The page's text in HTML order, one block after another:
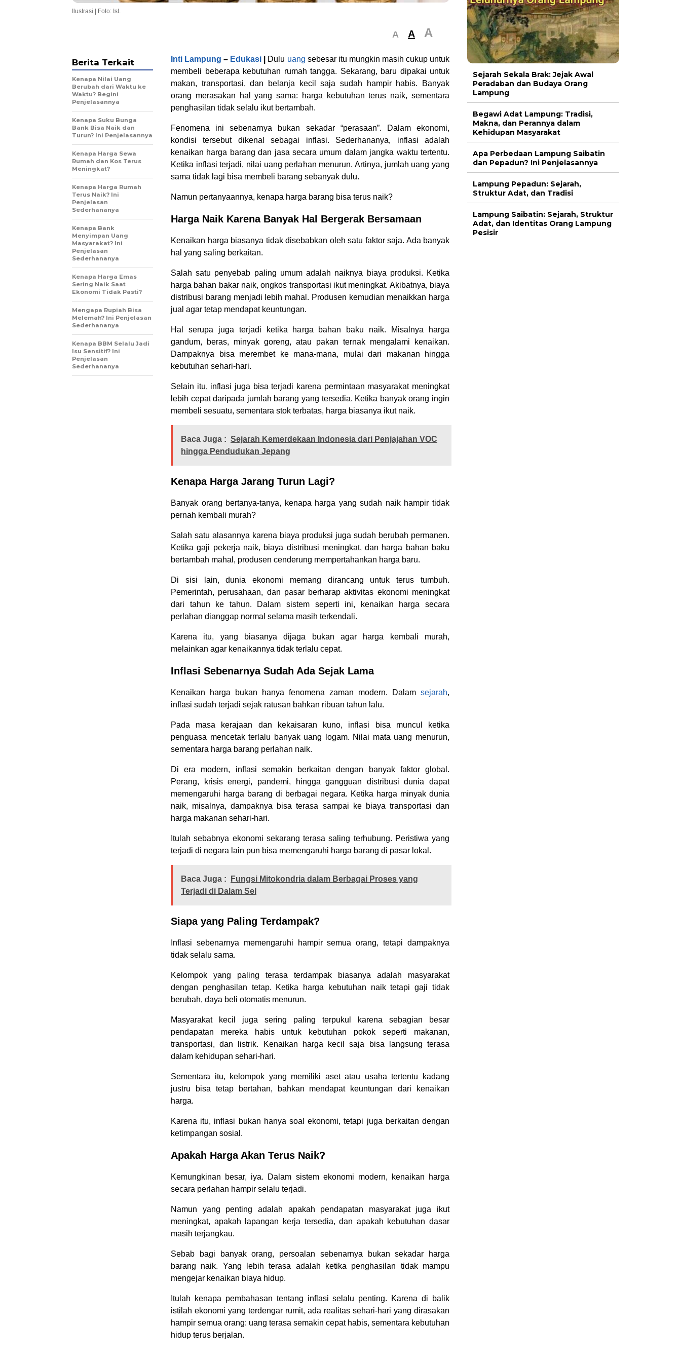
Ilustrasi | Foto: Ist.
A A A
Inti Lampung – Edukasi Dulu uang sebesar itu mungkin masih cukup untuk
membeli beberapa kebutuhan rumah tangga. Sekarang, baru dipakai untuk
makan, transportasi, dan belanja kecil saja sudah hampir habis. Banyak
orang merasakan hal yang sama: harga kebutuhan terus naik, sementara
penghasilan tidak selalu ikut bertambah.
Fenomena ini sebenarnya bukan sekadar “perasaan”. Dalam ekonomi,
kondisi tersebut dikenal sebagai inflasi. Sederhananya, inflasi adalah
kenaikan harga barang dan jasa secara umum dalam jangka waktu tertentu.
Ketika inflasi terjadi, nilai uang perlahan menurun. Artinya, jumlah uang yang
sama tidak lagi bisa membeli barang sebanyak dulu.
Namun pertanyaannya, kenapa harga barang bisa terus naik?
Harga Naik Karena Banyak Hal Bergerak Bersamaan
Kenaikan harga biasanya tidak disebabkan oleh satu faktor saja. Ada banyak
hal yang saling berkaitan.
Salah satu penyebab paling umum adalah naiknya biaya produksi. Ketika
harga bahan bakar naik, ongkos transportasi ikut meningkat. Akibatnya, biaya
distribusi barang menjadi lebih mahal. Produsen kemudian menaikkan harga
jual agar tetap mendapat keuntungan.
Hal serupa juga terjadi ketika harga bahan baku naik. Misalnya harga
gandum, beras, minyak goreng, atau pakan ternak mengalami kenaikan.
Dampaknya bisa merembet ke mana-mana, mulai dari makanan hingga
kebutuhan sehari-hari.
Selain itu, inflasi juga bisa terjadi karena permintaan masyarakat meningkat
lebih cepat daripada jumlah barang yang tersedia. Ketika banyak orang ingin
membeli sesuatu, sementara stok terbatas, harga biasanya ikut naik.
Baca Juga : Sejarah Kemerdekaan Indonesia dari Penjajahan VOC
hingga Pendudukan Jepang
Kenapa Harga Jarang Turun Lagi?
Banyak orang bertanya-tanya, kenapa harga yang sudah naik hampir tidak
pernah kembali murah?
Salah satu alasannya karena biaya produksi juga sudah berubah permanen.
Ketika gaji pekerja naik, biaya distribusi meningkat, dan harga bahan baku
bertambah mahal, produsen cenderung mempertahankan harga baru.
Di sisi lain, dunia ekonomi memang dirancang untuk terus tumbuh.
Pemerintah, perusahaan, dan pasar berharap aktivitas ekonomi meningkat
dari tahun ke tahun. Dalam sistem seperti ini, kenaikan harga secara
perlahan dianggap normal selama masih terkendali.
Karena itu, yang biasanya dijaga bukan agar harga kembali murah,
melainkan agar kenaikannya tidak terlalu cepat.
Inflasi Sebenarnya Sudah Ada Sejak Lama
Kenaikan harga bukan hanya fenomena zaman modern. Dalam sejarah,
inflasi sudah terjadi sejak ratusan bahkan ribuan tahun lalu.
Pada masa kerajaan dan kekaisaran kuno, inflasi bisa muncul ketika
penguasa mencetak terlalu banyak uang logam. Nilai mata uang menurun,
sementara harga barang perlahan naik.
Di era modern, inflasi semakin berkaitan dengan banyak faktor global.
Perang, krisis energi, pandemi, hingga gangguan distribusi dunia dapat
memengaruhi harga barang di berbagai negara. Ketika harga minyak dunia
naik, misalnya, dampaknya bisa terasa sampai ke biaya transportasi dan
harga makanan sehari-hari.
Itulah sebabnya ekonomi sekarang terasa saling terhubung. Peristiwa yang
terjadi di negara lain pun bisa memengaruhi harga barang di pasar lokal.
Baca Juga :
Fungsi Mitokondria dalam Berbagai Proses yang
Terjadi di Dalam Sel
Siapa yang Paling Terdampak?
Inflasi sebenarnya memengaruhi hampir semua orang, tetapi dampaknya
tidak selalu sama.
Kelompok yang paling terasa terdampak biasanya adalah masyarakat
dengan penghasilan tetap. Ketika harga kebutuhan naik tetapi gaji tidak
berubah, daya beli otomatis menurun.
Masyarakat kecil juga sering paling terpukul karena sebagian besar
pendapatan mereka habis untuk kebutuhan pokok seperti makanan,
transportasi, dan listrik. Kenaikan harga kecil saja bisa langsung terasa
dalam kehidupan sehari-hari.
Sementara itu, kelompok yang memiliki aset atau usaha tertentu kadang
justru bisa tetap bertahan, bahkan mendapat keuntungan dari kenaikan
harga.
Karena itu, inflasi bukan hanya soal ekonomi, tetapi juga berkaitan dengan
ketimpangan sosial.
Apakah Harga Akan Terus Naik?
Kemungkinan besar, iya. Dalam sistem ekonomi modern, kenaikan harga
secara perlahan hampir selalu terjadi.
Namun yang penting adalah apakah pendapatan masyarakat juga ikut
meningkat, apakah lapangan kerja tersedia, dan apakah kebutuhan dasar
masih terjangkau.
Sebab bagi banyak orang, persoalan sebenarnya bukan sekadar harga
barang naik. Yang lebih terasa adalah ketika penghasilan tidak mampu
mengejar kenaikan biaya hidup.
Itulah kenapa pembahasan tentang inflasi selalu penting. Karena di balik
istilah ekonomi yang terdengar rumit, ada realitas sehari-hari yang dirasakan
hampir semua orang: uang terasa semakin cepat habis, sementara kebutuhan
hidup terus berjalan.
Berita Terkait
Kenapa Nilai Uang
Berubah dari Waktu ke
Waktu? Begini
Penjelasannya
Kenapa Suku Bunga
Bank Bisa Naik dan
Turun? Ini Penjelasannya
Kenapa Harga Sewa
Rumah dan Kos Terus
Meningkat?
Kenapa Harga Rumah
Terus Naik? Ini
Penjelasan
Sederhananya
Kenapa Bank
Menyimpan Uang
Masyarakat? Ini
Penjelasan
Sederhananya
Kenapa Harga Emas
Sering Naik Saat
Ekonomi Tidak Pasti?
Mengapa Rupiah Bisa
Melemah? Ini Penjelasan
Sederhananya
Kenapa BBM Selalu Jadi
Isu Sensitif? Ini
Penjelasan
Sederhananya
Sejarah Sekala Brak: Jejak Awal
Peradaban dan Budaya Orang
Lampung
Begawi Adat Lampung: Tradisi,
Makna, dan Perannya dalam
Kehidupan Masyarakat
Apa Perbedaan Lampung Saibatin
dan Pepadun? Ini Penjelasannya
Lampung Pepadun: Sejarah,
Struktur Adat, dan Tradisi
Lampung Saibatin: Sejarah, Struktur
Adat, dan Identitas Orang Lampung
Pesisir